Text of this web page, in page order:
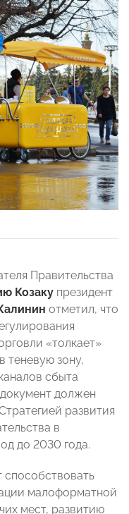
Правительства
Козаку президент
отметил, что
«толкает»
теневую зону,
сбыта
должен
развития
в
до 2030 года.
способствовать
малоформатной
мест, развитию